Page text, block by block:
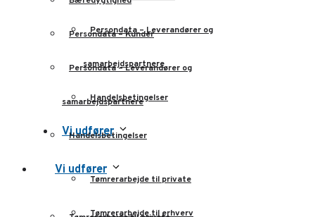
Persondata – Leverandører og
samarbejdspartnere
Handelsbetingelser
Vi udfører
Tømrerarbejde til private
Tømrerarbejde til erhverv
Persondata – Kunder
Persondata – Leverandører og
samarbejdspartnere
Handelsbetingelser
Vi udfører